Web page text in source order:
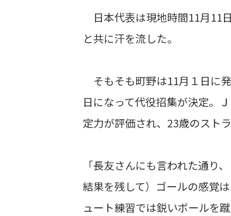
日本代表は現地時間11月11
と共に汗を流した。
そもそも町野は11月１日に
日になって代役招集が決定。
定力が評価され、23歳のスト
「長友さんにも言われた通り
結果を残して）ゴールの感覚
ュート練習では鋭いボールを